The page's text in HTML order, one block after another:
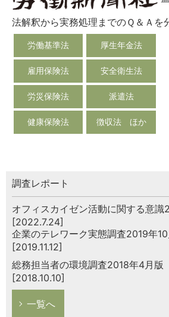
法解釈から実務処理までのＱ＆Ａを
労働基準法 厚生年金法
雇用保険法 安全衛生法
労災保険法 派遣法
健康保険法 徴収法 ほか
調査レポート
オフィスカイゼン活動に関する意識
[2022.7.24]
企業のテレワーク実態調査2019年10
[2019.11.12]
総務担当者の環境調査2018年4月版
[2018.10.10]
一覧へ